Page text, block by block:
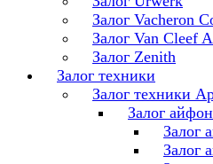
Залог Vacheron
Залог Van Cleef
Залог Zenith
Залог техники
Залог техники
Залог
Залог
Залог